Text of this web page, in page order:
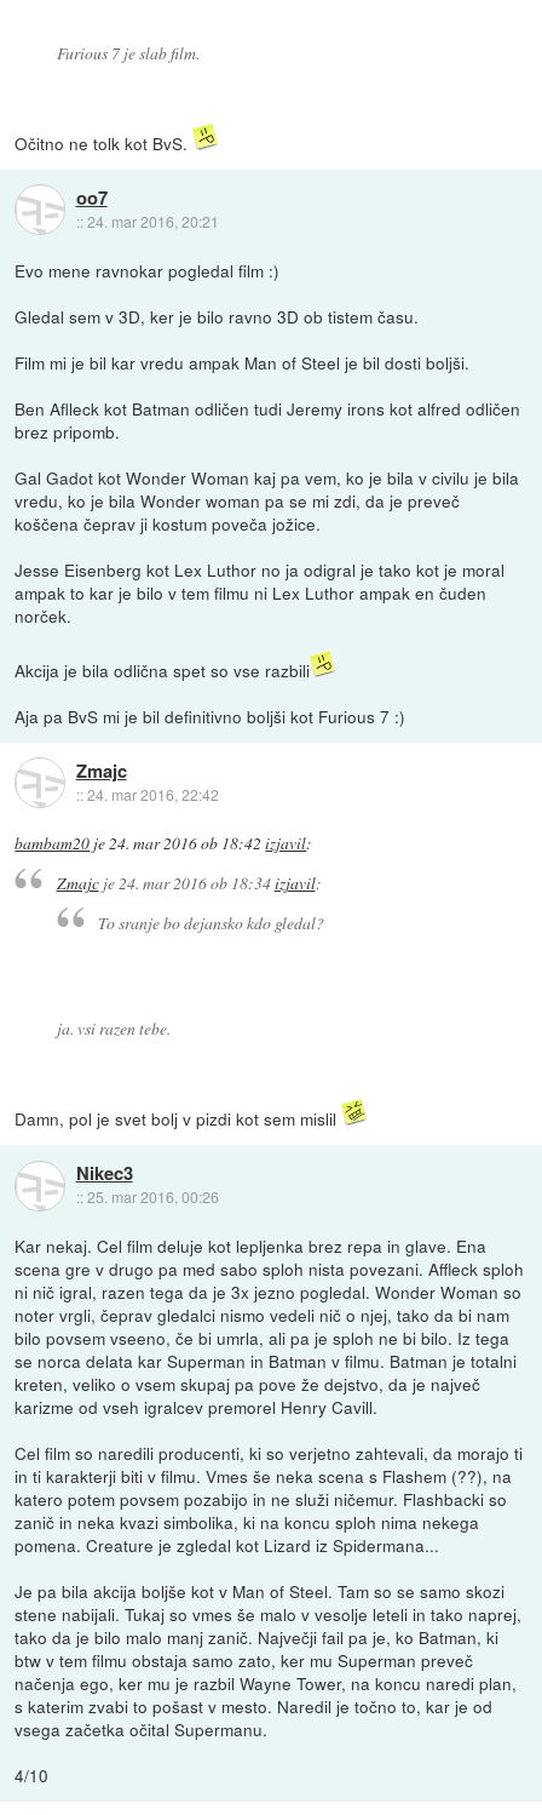
Furious 7 je slab film.
Očitno ne tolk kot BvS.
oo7
::24. mar 2016, 20:21
Evo mene ravnokar pogledal film :)
Gledal sem v 3D, ker je bilo ravno 3D ob tistem času.
Film mi je bil kar vredu ampak Man of Steel je bil dosti boljši.
Ben Aflleck kot Batman odličen tudi Jeremy irons kot alfred odličen
brez pripomb.
Gal Gadot kot Wonder Woman kaj pa vem, ko je bila v civilu je bila
vredu, ko je bila Wonder woman pa se mi zdi, da je preveč
koščena čeprav ji kostum poveča jožice.
Jesse Eisenberg kot Lex Luthor no ja odigral je tako kot je moral
ampak to kar je bilo v tem filmu ni Lex Luthor ampak en čuden
norček.
Akcija je bila odlična spet so vse razbili
Aja pa BvS mi je bil definitivno boljši kot Furious 7 :)
Zmajc
::24. mar 2016, 22:42
bambam20 je24. mar 2016 ob 18:42 izjavil:
Zmajcje24. mar 2016 ob 18:34izjavil:
To sranje bo dejansko kdo gledal?
ja. vsi razen tebe.
Damn, pol je svet bolj v pizdi kot sem mislil
Nikec3
::25. mar 2016, 00:26
Kar nekaj. Cel film deluje kot lepljenka brez repa in glave. Ena
scena gre v drugo pa med sabo sploh nista povezani. Affleck sploh
ni nič igral, razen tega da je 3x jezno pogledal. Wonder Woman so
noter vrgli, čeprav gledalci nismo vedeli nič o njej, tako da bi nam
bilo povsem vseeno, če bi umrla, ali pa je sploh ne bi bilo. Iz tega
se norca delata kar Superman in Batman v filmu. Batman je totalni
kreten, veliko o vsem skupaj pa pove že dejstvo, da je največ
karizme od vseh igralcev premorel Henry Cavill.
Cel film so naredili producenti, ki so verjetno zahtevali, da morajo ti
in ti karakterji biti v filmu. Vmes še neka scena s Flashem (??), na
katero potem povsem pozabijo in ne služi ničemur. Flashbacki so
zanič in neka kvazi simbolika, ki na koncu sploh nima nekega
pomena. Creature je zgledal kot Lizard iz Spidermana...
Je pa bila akcija boljše kot v Man of Steel. Tam so se samo skozi
stene nabijali. Tukaj so vmes še malo v vesolje leteli in tako naprej,
tako da je bilo malo manj zanič. Največji fail pa je, ko Batman, ki
btw v tem filmu obstaja samo zato, ker mu Superman preveč
načenja ego, ker mu je razbil Wayne Tower, na koncu naredi plan,
s katerim zvabi to pošast v mesto. Naredil je točno to, kar je od
vsega začetka očital Supermanu.
4/10